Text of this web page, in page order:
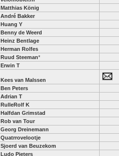
Matthias König
André Bakker
Huang Y
Benny de Weerd
Heinz Bentlage
Herman Rolfes
Ruud Steeman*
Erwin T
Kees van Malssen
Ben Peters
Adrian T
RulleRolf K
Halfdan Grimstad
Rob van Tour
Georg Dreinemann
Quatrrovelootje
Sjoerd van Beuzekom
Ludo Pieters